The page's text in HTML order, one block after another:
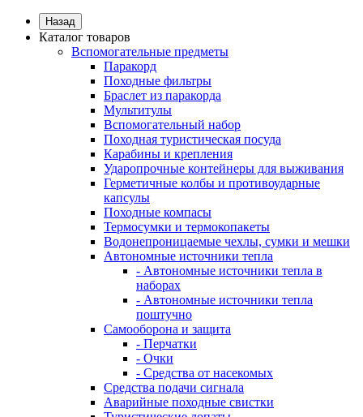
Назад
Каталог товаров
Вспомогательные предметы
Паракорд
Походные фильтры
Браслет из паракорда
Мультитулы
Вспомогательный набор
Походная туристическая посуда
Карабины и крепления
Ударопрочные контейнеры для выживания
Герметичные колбы и противоударные
капсулы
Походные компасы
Термосумки и термокопакеты
Водонепроницаемые чехлы, сумки и мешки
Автономные источники тепла
- Автономные источники тепла в
наборах
- Автономные источники тепла
поштучно
Самооборона и защита
- Перчатки
- Очки
- Средства от насекомых
Средства подачи сигнала
Аварийные походные свистки